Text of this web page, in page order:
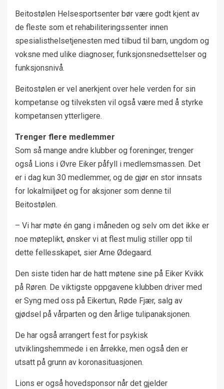
Beitostølen Helsesportsenter bør være godt kjent av
de fleste som et rehabiliteringssenter innen
spesialisthelsetjenesten med tilbud til barn, ungdom og
voksne med ulike diagnoser, funksjonsnedsettelser og
funksjonsnivå.
Beitostølen er vel anerkjent over hele verden for sin
kompetanse og tilveksten vil også være med å styrke
kompetansen ytterligere.
Trenger flere medlemmer
Som så mange andre klubber og foreninger, trenger
også Lions i Øvre Eiker påfyll i medlemsmassen. Det
er i dag kun 30 medlemmer, og de gjør en stor innsats
for lokalmiljøet og for aksjoner som denne til
Beitostølen.
– Vi har møte én gang i måneden og selv om det ikke er
noe møteplikt, ønsker vi at flest mulig stiller opp til
dette fellesskapet, sier Arne Ødegaard.
Den siste tiden har de hatt møtene sine på Eiker Kvikk
på Røren. De viktigste oppgavene klubben driver med
er Syng med oss på Eikertun, Røde Fjær, salg av
gjødsel på vårparten og den årlige tulipanaksjonen.
De har også arrangert fest for psykisk
utviklingshemmede i en årrekke, men også den er
utsatt på grunn av koronasituasjonen.
Lions er også hovedsponsor når det gjelder